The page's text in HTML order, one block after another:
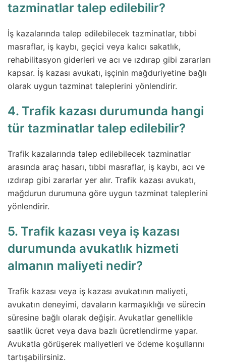
tazminatlar talep edilebilir?
İş kazalarında talep edilebilecek tazminatlar, tıbbi
masraflar, iş kaybı, geçici veya kalıcı sakatlık,
rehabilitasyon giderleri ve acı ve ızdırap gibi zararları
kapsar. İş kazası avukatı, işçinin mağduriyetine bağlı
olarak uygun tazminat taleplerini yönlendirir.
4. Trafik kazası durumunda hangi
tür tazminatlar talep edilebilir?
Trafik kazalarında talep edilebilecek tazminatlar
arasında araç hasarı, tıbbi masraflar, iş kaybı, acı ve
ızdırap gibi zararlar yer alır. Trafik kazası avukatı,
mağdurun durumuna göre uygun tazminat taleplerini
yönlendirir.
5. Trafik kazası veya iş kazası
durumunda avukatlık hizmeti
almanın maliyeti nedir?
Trafik kazası veya iş kazası avukatının maliyeti,
avukatın deneyimi, davaların karmaşıklığı ve sürecin
süresine bağlı olarak değişir. Avukatlar genellikle
saatlik ücret veya dava bazlı ücretlendirme yapar.
Avukatla görüşerek maliyetleri ve ödeme koşullarını
tartışabilirsiniz.